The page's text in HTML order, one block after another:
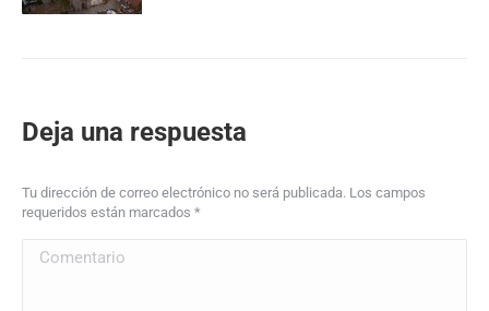
Deja una respuesta
Tu dirección de correo electrónico no será publicada. Los campos
requeridos están marcados *
Comentario